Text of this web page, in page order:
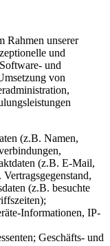
Rahmen unserer
und
und
von
(z.B. Namen,
(z.B. E-Mail,
(z.B. besuchte
Informationen, IP-
Geschäfts- und